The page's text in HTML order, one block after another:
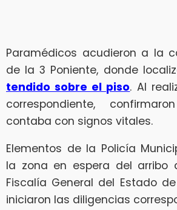
Paramédicos acudieron a la
de la 3 Poniente, donde
tendido sobre el piso. Al
correspondiente,
contaba con signos vitales.
Elementos de la Policía
la zona en espera del arribo
Fiscalía General del Estado
iniciaron las diligencias